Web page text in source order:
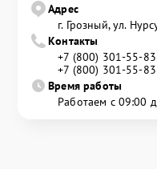
Адрес
г. Грозный, ул.
Контакты
+7 (800) 301-55-83
+7 (800) 301-55-83
Время работы
Работаем с 09:00